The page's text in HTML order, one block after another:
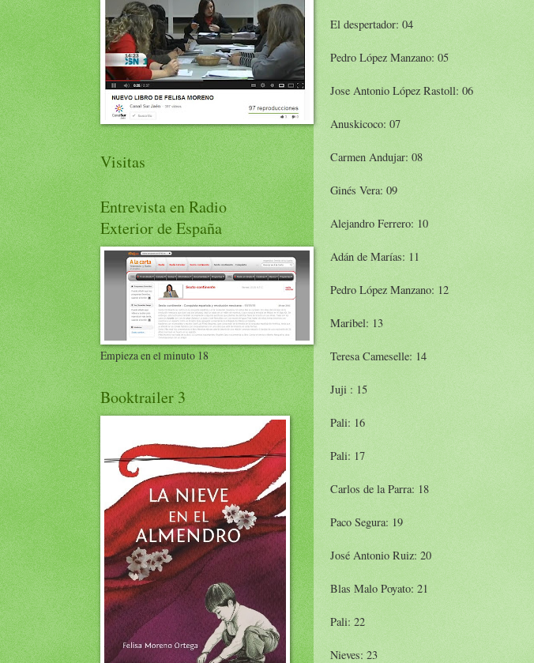
El despertador: 04
Pedro López Manzano: 05
Jose Antonio López Rastoll: 06
Anuskicoco: 07
Carmen Andujar: 08
Ginés Vera: 09
Alejandro Ferrero: 10
Adán de Marías: 11
Pedro López Manzano: 12
Maribel: 13
Teresa Cameselle: 14
Juji : 15
Pali: 16
Pali: 17
Carlos de la Parra: 18
Paco Segura: 19
José Antonio Ruiz: 20
Blas Malo Poyato: 21
Pali: 22
Nieves: 23
Visitas
Entrevista en Radio
Exterior de España
Empieza en el minuto 18
Booktrailer 3